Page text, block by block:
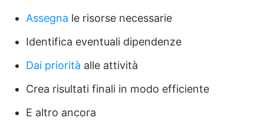
Assegna le risorse necessarie
Identifica eventuali dipendenze
Dai priorità alle attività
Crea risultati finali in modo efficiente
E altro ancora